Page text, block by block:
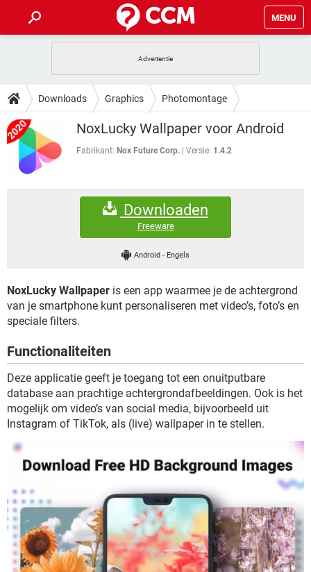
MENU
INSTAGRAM WINDOWS 10
NETFLIX CORONAVIRUS
GRATIS SNAPCHAT
TIKTOK
HOW-TO
VIDEOBELLEN
INSTAGRAM WINDOWS 10
NETFLIX
DOWNLOADS
VIDEOBELLEN GAMES
INSTAGRAM
CORONAVIRUS
SNAPCHAT
FORUM
WINDOWS 10
CORONAVIRUS
SNAPCHAT
GAMES
GRATIS SNAPCHAT
TIKTOK
Downloads Graphics Photomontage
NoxLucky Wallpaper voor Android
Fabrikant: Nox Future Corp. Versie: 1.4.2
Downloaden
Freeware
Android - Engels
NoxLucky Wallpaper is een app waarmee je de achtergrond
van je smartphone kunt personaliseren met video’s, foto’s en
speciale filters.
Functionaliteiten
Deze applicatie geeft je toegang tot een onuitputbare
database aan prachtige achtergrondafbeeldingen. Ook is het
mogelijk om video’s van social media, bijvoorbeeld uit
Instagram of TikTok, als (live) wallpaper in te stellen.